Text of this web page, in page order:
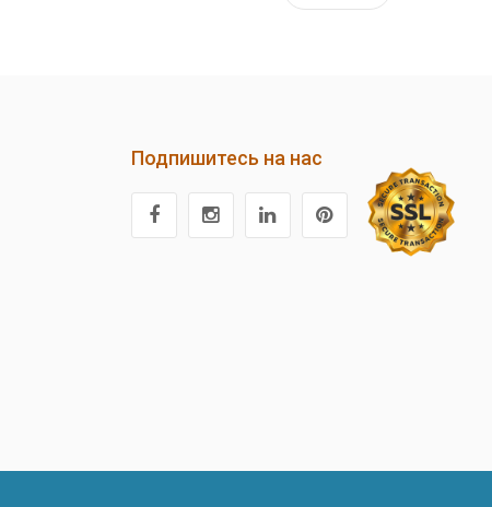
Подпишитесь на нас